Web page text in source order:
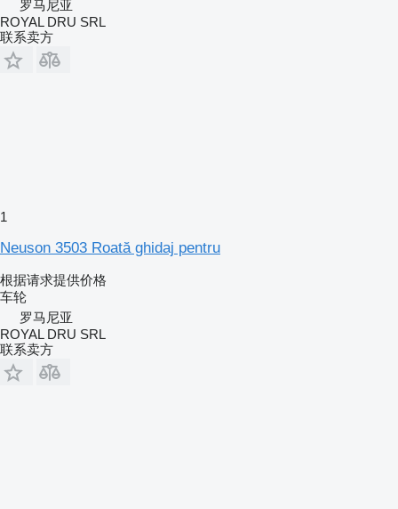
罗马尼亚
ROYAL DRU SRL
联系卖方
1
Neuson 3503 Roată ghidaj pentru
根据请求提供价格
车轮
罗马尼亚
ROYAL DRU SRL
联系卖方